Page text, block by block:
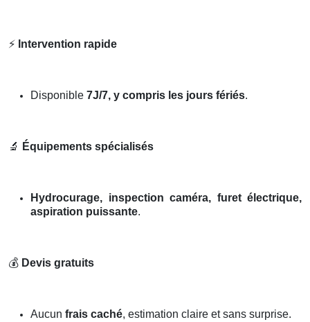
⚡ Intervention rapide
Disponible 7J/7, y compris les jours fériés.
🔬 Équipements spécialisés
Hydrocurage, inspection caméra, furet électrique,
aspiration puissante.
💰 Devis gratuits
Aucun frais caché, estimation claire et sans surprise.